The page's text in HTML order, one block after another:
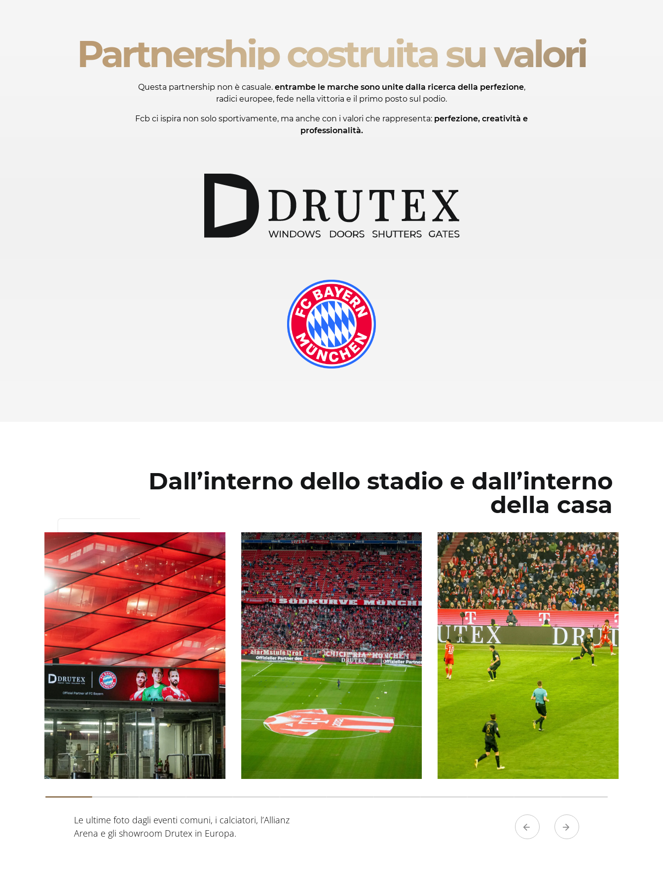
Partnership costruita su valori
Questa partnership non è casuale.entrambe le marche sono unite dalla ricerca della perfezione,
radici europee, fede nella vittoria e il primo posto sul podio.
Fcb ci ispira non solo sportivamente, ma anche con i valori che rappresenta: perfezione, creatività e
professionalità.
Dall’interno dello stadio e dall’interno
della casa
Le ultime foto dagli eventi comuni, i calciatori, l’Allianz
Arena e gli showroom Drutex in Europa.